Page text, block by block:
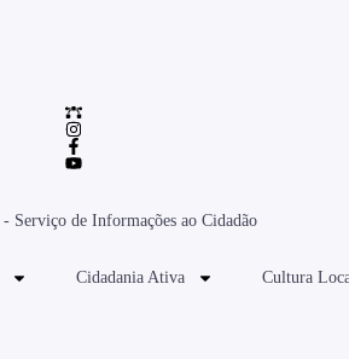
Cidadania Ativa Cultura